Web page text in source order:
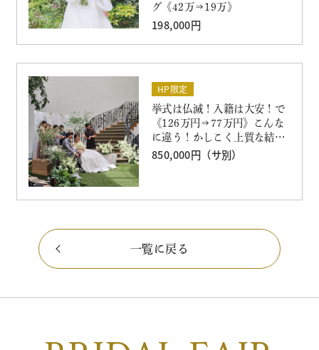
グ《42万⇒19万》
198,000円
HP限定
挙式は仏滅！入籍は大安！で
《126万円⇒77万円》こんな
に違う！かしこく上質な結婚
式限定プラン
850,000円（サ別）
一覧に戻る